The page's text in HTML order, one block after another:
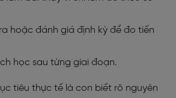
hoặc đánh giá định kỳ để đo tiến
học sau từng giai đoạn.
tiêu thực tế là con biết rõ nguyên